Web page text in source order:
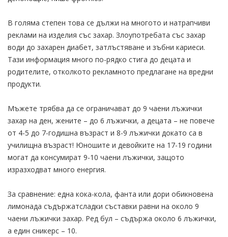
В голяма степен това се дължи на многото и натрапчиви
реклами на изделия със захар. Злоупотребата със захар
води до захарен диабет, затлъстяване и зъбни кариеси.
Тази информация много по-рядко стига до децата и
родителите, отколкото рекламното предлагане на вредни
продукти.
Мъжете трябва да се ограничават до 9 чаени лъжички
захар на ден, жените – до 6 лъжички, а децата – не повече
от 4-5 до 7-годишна възраст и 8-9 лъжички докато са в
училищна възраст! Юношите и девойките на 17-19 години
могат да консумират 9-10 чаени лъжички, защото
изразходват много енергия.
За сравнение: една кока-кола, фанта или дори обикновена
лимонада съдържатсладки съставки равни на около 9
чаени лъжички захар. Ред бул – съдържа около 6 лъжички,
а един сникерс – 10.